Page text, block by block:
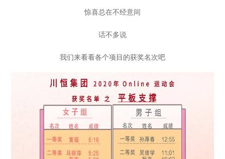
惊喜总在不经意间
话不多说
我们来看看各个项目的获奖名次吧